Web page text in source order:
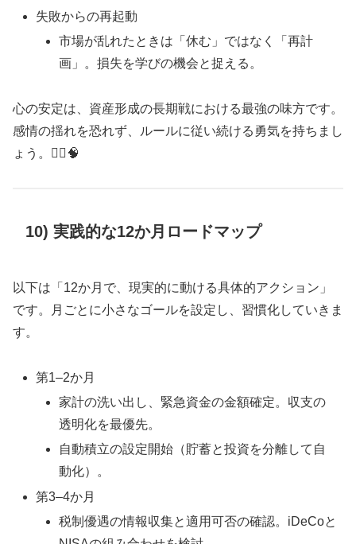
失敗からの再起動
市場が乱れたときは「休む」ではなく「再計
画」。損失を学びの機会と捉える。
心の安定は、資産形成の長期戦における最強の味方です。
感情の揺れを恐れず、ルールに従い続ける勇気を持ちまし
ょう。🧘‍♂️🧠
10) 実践的な12か月ロードマップ
以下は「12か月で、現実的に動ける具体的アクション」
です。月ごとに小さなゴールを設定し、習慣化していきま
す。
第1–2か月
家計の洗い出し、緊急資金の金額確定。収支の
透明化を最優先。
自動積立の設定開始（貯蓄と投資を分離して自
動化）。
第3–4か月
税制優遇の情報収集と適用可否の確認。iDeCoと